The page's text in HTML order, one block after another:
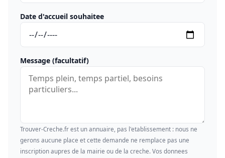
Date d'accueil souhaitee
Message (facultatif)
Trouver-Creche.fr est un annuaire, pas l'etablissement : nous ne
gerons aucune place et cette demande ne remplace pas une
inscription aupres de la mairie ou de la creche. Vos donnees